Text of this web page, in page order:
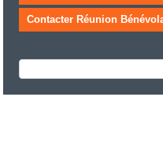
Contacter Réunion